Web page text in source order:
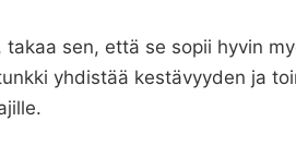
sen, että se sopii hyvin
yhdistää kestävyyden ja